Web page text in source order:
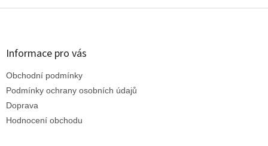
Z
Informace pro vás
Obchodní podmínky
Podmínky ochrany osobních údajů
Doprava
Hodnocení obchodu